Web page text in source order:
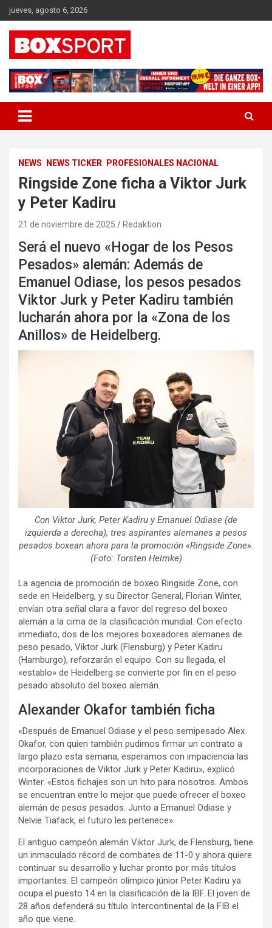
Skip
to
content
jueves, agosto 6, 2026
BOXSPORT
NEWS NEWS TICKER PROFESIONALES NACIONAL
Ringside Zone ficha a Viktor Jurk
y Peter Kadiru
21 de noviembre de 2025 Redaktion
Será el nuevo «Hogar de los Pesos
Pesados» alemán: Además de
Emanuel Odiase, los pesos pesados
Viktor Jurk y Peter Kadiru también
lucharán ahora por la «Zona de los
Anillos» de Heidelberg.
Con Viktor Jurk, Peter Kadiru y Emanuel Odiase (de
izquierda a derecha), tres aspirantes alemanes a pesos
pesados boxean ahora para la promoción «Ringside Zone».
(Foto: Torsten Helmke)
La agencia de promoción de boxeo Ringside Zone, con
sede en Heidelberg, y su Director General, Florian Winter,
envían otra señal clara a favor del regreso del boxeo
alemán a la cima de la clasificación mundial. Con efecto
inmediato, dos de los mejores boxeadores alemanes de
peso pesado, Viktor Jurk (Flensburg) y Peter Kadiru
(Hamburgo), reforzarán el equipo. Con su llegada, el
«establo» de Heidelberg se convierte por fin en el peso
pesado absoluto del boxeo alemán.
Alexander Okafor también ficha
«Después de Emanuel Odiase y el peso semipesado Alex
Okafor, con quien también pudimos firmar un contrato a
largo plazo esta semana, esperamos con impaciencia las
incorporaciones de Viktor Jurk y Peter Kadiru», explicó
Winter. «Estos fichajes son un hito para nosotros. Ambos
se encuentran entre lo mejor que puede ofrecer el boxeo
alemán de pesos pesados. Junto a Emanuel Odiase y
Nelvie Tiafack, el futuro les pertenece».
El antiguo campeón alemán Viktor Jurk, de Flensburg, tiene
un inmaculado récord de combates de 11-0 y ahora quiere
continuar su desarrollo y luchar pronto por más títulos
importantes. El campeón olímpico júnior Peter Kadiru ya
ocupa el puesto 14 en la clasificación de la IBF. El joven de
28 años defenderá su título Intercontinental de la FIB el
año que viene.